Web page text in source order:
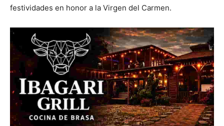
festividades en honor a la Virgen del Carmen.